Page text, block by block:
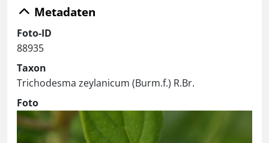
Metadaten
Foto-ID
88935
Taxon
Trichodesma zeylanicum (Burm.f.) R.Br.
Foto